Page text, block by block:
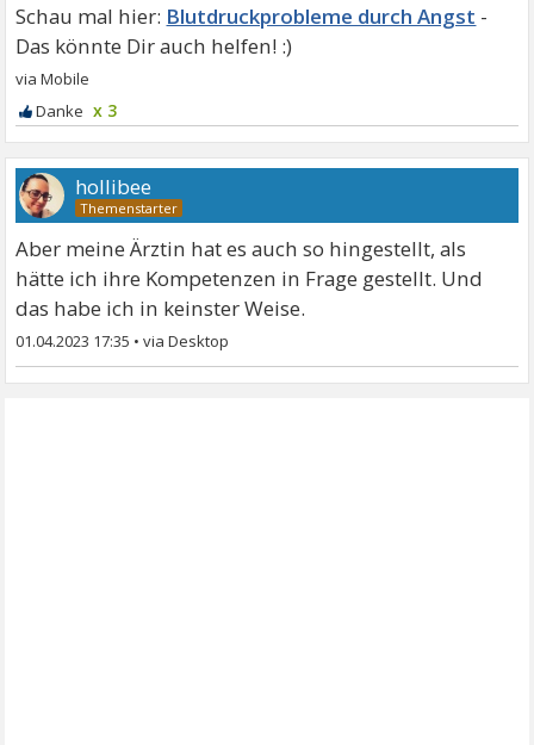
Blutdruckprobleme durch Angst
x 3
hollibee
Aber meine Ärztin hat es auch so hingestellt, als
hätte ich ihre Kompetenzen in Frage gestellt. Und
das habe ich in keinster Weise.
01.04.2023 17:35 •